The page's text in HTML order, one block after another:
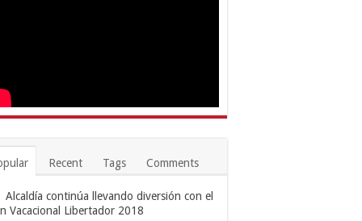
Recent Tags Comments
Alcaldía continúa llevando diversión con el
Vacacional Libertador 2018